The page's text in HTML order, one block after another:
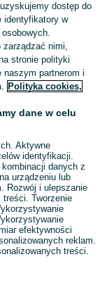
Skorzystaj z największego serwisu ogłoszeniowego - Laliki i okolice! Kupuj to, czego pragniesz i sprzedawaj to, czego już nie potrzebujesz!
dostęp do
identyfikatory w
zarządzać nimi,
stronie polityki
naszym partnerom i
Polityka cookies,
dane w celu
Aktywne
identyfikacji.
danych z
urządzeniu lub
Rozwój i ulepszanie
treści. Tworzenie
efektywności
reklam.
treści.